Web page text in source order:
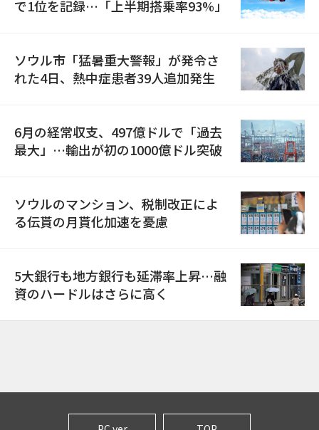
で1位を記録…「上半期搭乗率93%」
ソウル市「猛暑重大警報」が発令さ
れた4日、熱中症患者39人追加発生
6月の経常収支、497億ドルで「過去
最大」…輸出が初の1000億ドル突破
ソウルのマンション、税制改正によ
る伝貰の月貰化加速を憂慮
5大銀行も地方銀行も延滞率上昇…融
資のハードルはさらに高く